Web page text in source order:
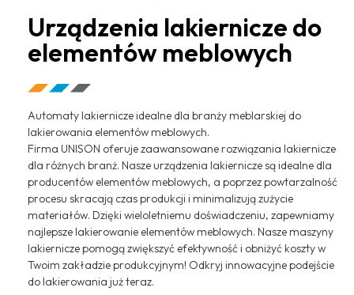
Urządzenia lakiernicze do
elementów meblowych
Automaty lakiernicze idealne dla branży meblarskiej do
lakierowania elementów meblowych.
Firma UNISON oferuje zaawansowane rozwiązania lakiernicze
dla różnych branż. Nasze urządzenia lakiernicze są idealne dla
producentów elementów meblowych, a poprzez powtarzalność
procesu skracają czas produkcji i minimalizują zużycie
materiałów. Dzięki wieloletniemu doświadczeniu, zapewniamy
najlepsze lakierowanie elementów meblowych. Nasze maszyny
lakiernicze pomogą zwiększyć efektywność i obniżyć koszty w
Twoim zakładzie produkcyjnym! Odkryj innowacyjne podejście
do lakierowania już teraz.